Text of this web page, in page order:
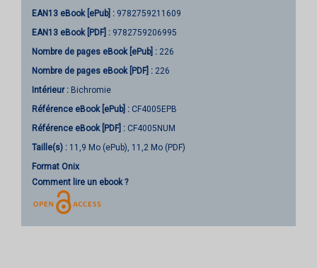
EAN13 eBook [ePub] : 9782759211609
EAN13 eBook [PDF] : 9782759206995
Nombre de pages eBook [ePub] : 226
Nombre de pages eBook [PDF] : 226
Intérieur : Bichromie
Référence eBook [ePub] : CF4005EPB
Référence eBook [PDF] : CF4005NUM
Taille(s) : 11,9 Mo (ePub), 11,2 Mo (PDF)
Format Onix
Comment lire un ebook ?